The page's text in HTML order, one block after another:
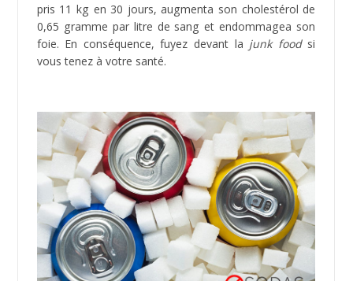
hydrogénées. Evitez également l’huile de colza
superglycérinée hydrogénée (n°E441).
La malbouffe(junk food ) est un régime composé
principalement d’aliments jugés nocifs sur le plan
diététique compte tenu de leur faible valeur nutritive
et de leur forte teneur en sucre raffiné ou en graisses
saturées. Les sodas, frites, hamburgers, chips, hot-
dogs en sont les meilleurs exemples et ont un effet
désastreux sur la santé. Figure également les aliments
industriels qui ont été transformés par l’ajout d’additifs
(stabilisants, épaississants, raffermissant, agent de
texture, exhausteurs de goûts, arômes, etc.) et qui au
final ont perdu une grande partie de leurs composants
de base.
Les risques de la junk food sur notre santé sont bien
réels et concernent l’obésité, le diabète, les maladies
cardiaques, l’hypertension artérielle ainsi que certains
x